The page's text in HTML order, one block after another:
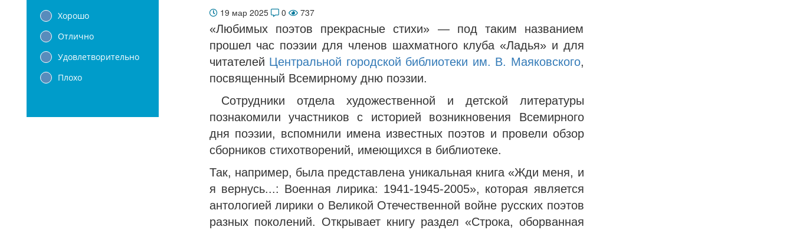
Хорошо
Отлично
Удовлетворительно
Плохо
19 мар 2025 0 737
«Любимых поэтов прекрасные стихи» — под таким названием
прошел час поэзии для членов шахматного клуба «Ладья» и для
читателей Центральной городской библиотеки им. В. Маяковского,
посвященный Всемирному дню поэзии.
Сотрудники отдела художественной и детской литературы
познакомили участников с историей возникновения Всемирного
дня поэзии, вспомнили имена известных поэтов и провели обзор
сборников стихотворений, имеющихся в библиотеке.
Так, например, была представлена уникальная книга «Жди меня, и
я вернусь...: Военная лирика: 1941-1945-2005», которая является
антологией лирики о Великой Отечественной войне русских поэтов
разных поколений. Открывает книгу раздел «Строка, оборванная